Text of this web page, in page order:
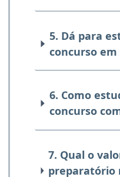
5. Dá para
concurso em
6. Como
concurso
7. Qual o
preparatório